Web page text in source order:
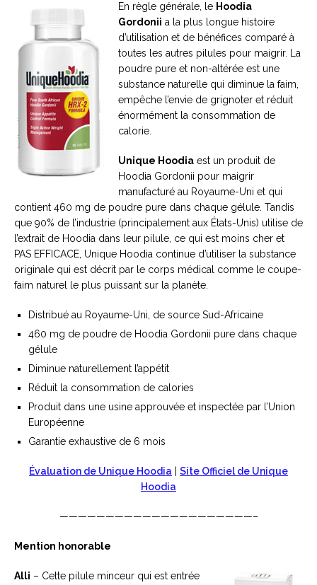
En règle générale, le Hoodia
Gordonii a la plus longue histoire
d’utilisation et de bénéfices comparé à
toutes les autres pilules pour maigrir. La
poudre pure et non-altérée est une
substance naturelle qui diminue la faim,
empêche l’envie de grignoter et réduit
énormément la consommation de
calorie.
Unique Hoodia est un produit de
Hoodia Gordonii pour maigrir
manufacturé au Royaume-Uni et qui
contient 460 mg de poudre pure dans chaque gélule. Tandis
que 90% de l’industrie (principalement aux États-Unis) utilise de
l’extrait de Hoodia dans leur pilule, ce qui est moins cher et
PAS EFFICACE, Unique Hoodia continue d’utiliser la substance
originale qui est décrit par le corps médical comme le coupe-
faim naturel le plus puissant sur la planète.
Distribué au Royaume-Uni, de source Sud-Africaine
460 mg de poudre de Hoodia Gordonii pure dans chaque
gélule
Diminue naturellement l’appétit
Réduit la consommation de calories
Produit dans une usine approuvée et inspectée par l’Union
Européenne
Garantie exhaustive de 6 mois
Évaluation de Unique Hoodia
Site Officiel de Unique
Hoodia
—————————————————————–
Mention honorable
Alli – Cette pilule minceur qui est entrée